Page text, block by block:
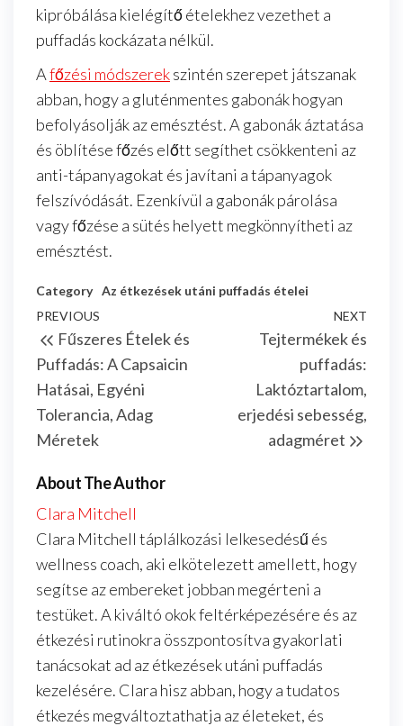
kipróbálása kielégítő ételekhez vezethet a
puffadás kockázata nélkül.
Afőzési módszerekszintén szerepet játszanak
abban, hogy a gluténmentes gabonák hogyan
befolyásolják az emésztést. A gabonák áztatása
és öblítése főzés előtt segíthet csökkenteni az
anti-tápanyagokat és javítani a tápanyagok
felszívódását. Ezenkívül a gabonák párolása
vagy főzése a sütés helyett megkönnyítheti az
emésztést.
Category Az étkezések utáni puffadás ételei
Post
navigation
Previous
Post
PREVIOUS
Fűszeres Ételek és
Puffadás: A Capsaicin
Hatásai, Egyéni
Tolerancia, Adag
Méretek
NEXT
Tejtermékek és
puffadás:
Laktóztartalom,
erjedési sebesség,
adagméret
About The Author
Clara Mitchell
Clara Mitchell táplálkozási lelkesedésű és
wellness coach, aki elkötelezett amellett, hogy
segítse az embereket jobban megérteni a
testüket. A kiváltó okok feltérképezésére és az
étkezési rutinokra összpontosítva gyakorlati
tanácsokat ad az étkezések utáni puffadás
kezelésére. Clara hisz abban, hogy a tudatos
étkezés megváltoztathatja az életeket, és